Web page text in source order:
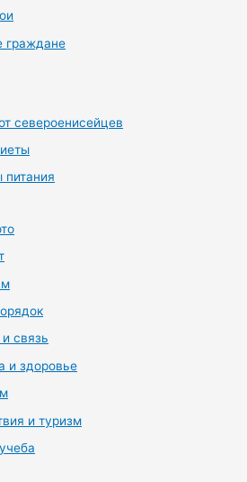
граждане
североенисейцев
питания
связь
и здоровье
и туризм